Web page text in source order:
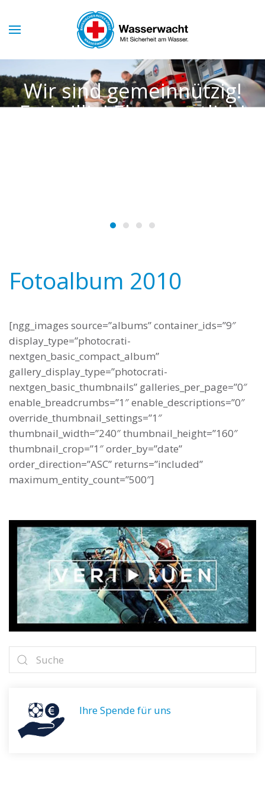
Skip to main content
Wir sind gemeinnützig!
Freiwillig! Ehrenamtlich!
Fotoalbum 2010
[ngg_images source=”albums” container_ids=”9″
display_type=”photocrati-
nextgen_basic_compact_album”
gallery_display_type=”photocrati-
nextgen_basic_thumbnails” galleries_per_page=”0″
enable_breadcrumbs=”1″ enable_descriptions=”0″
override_thumbnail_settings=”1″
thumbnail_width=”240″ thumbnail_height=”160″
thumbnail_crop=”1″ order_by=”date”
order_direction=”ASC” returns=”included”
maximum_entity_count=”500″]
Ihre Spende für uns